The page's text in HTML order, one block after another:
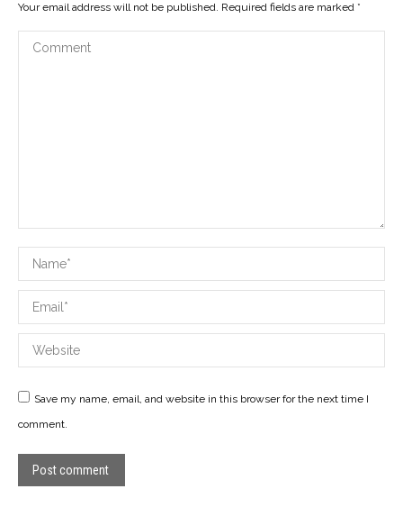
Your email address will not be published. Required fields are marked *
Comment
Name *
Email *
Website
Save my name, email, and website in this browser for the next time I
comment.
Post comment